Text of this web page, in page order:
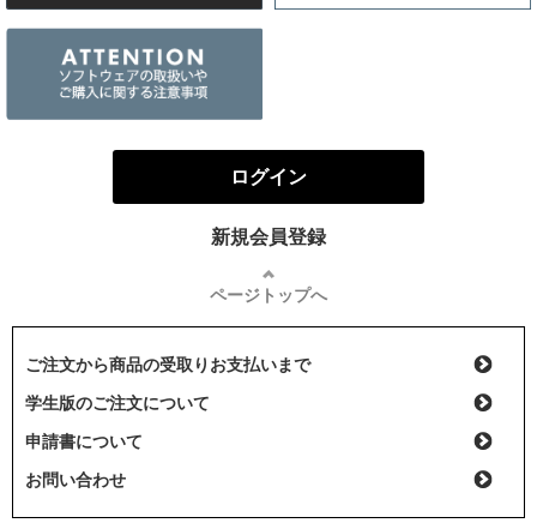
ログイン
新規会員登録
ページトップへ
ご注文から商品の受取りお支払いまで
学生版のご注文について
申請書について
お問い合わせ